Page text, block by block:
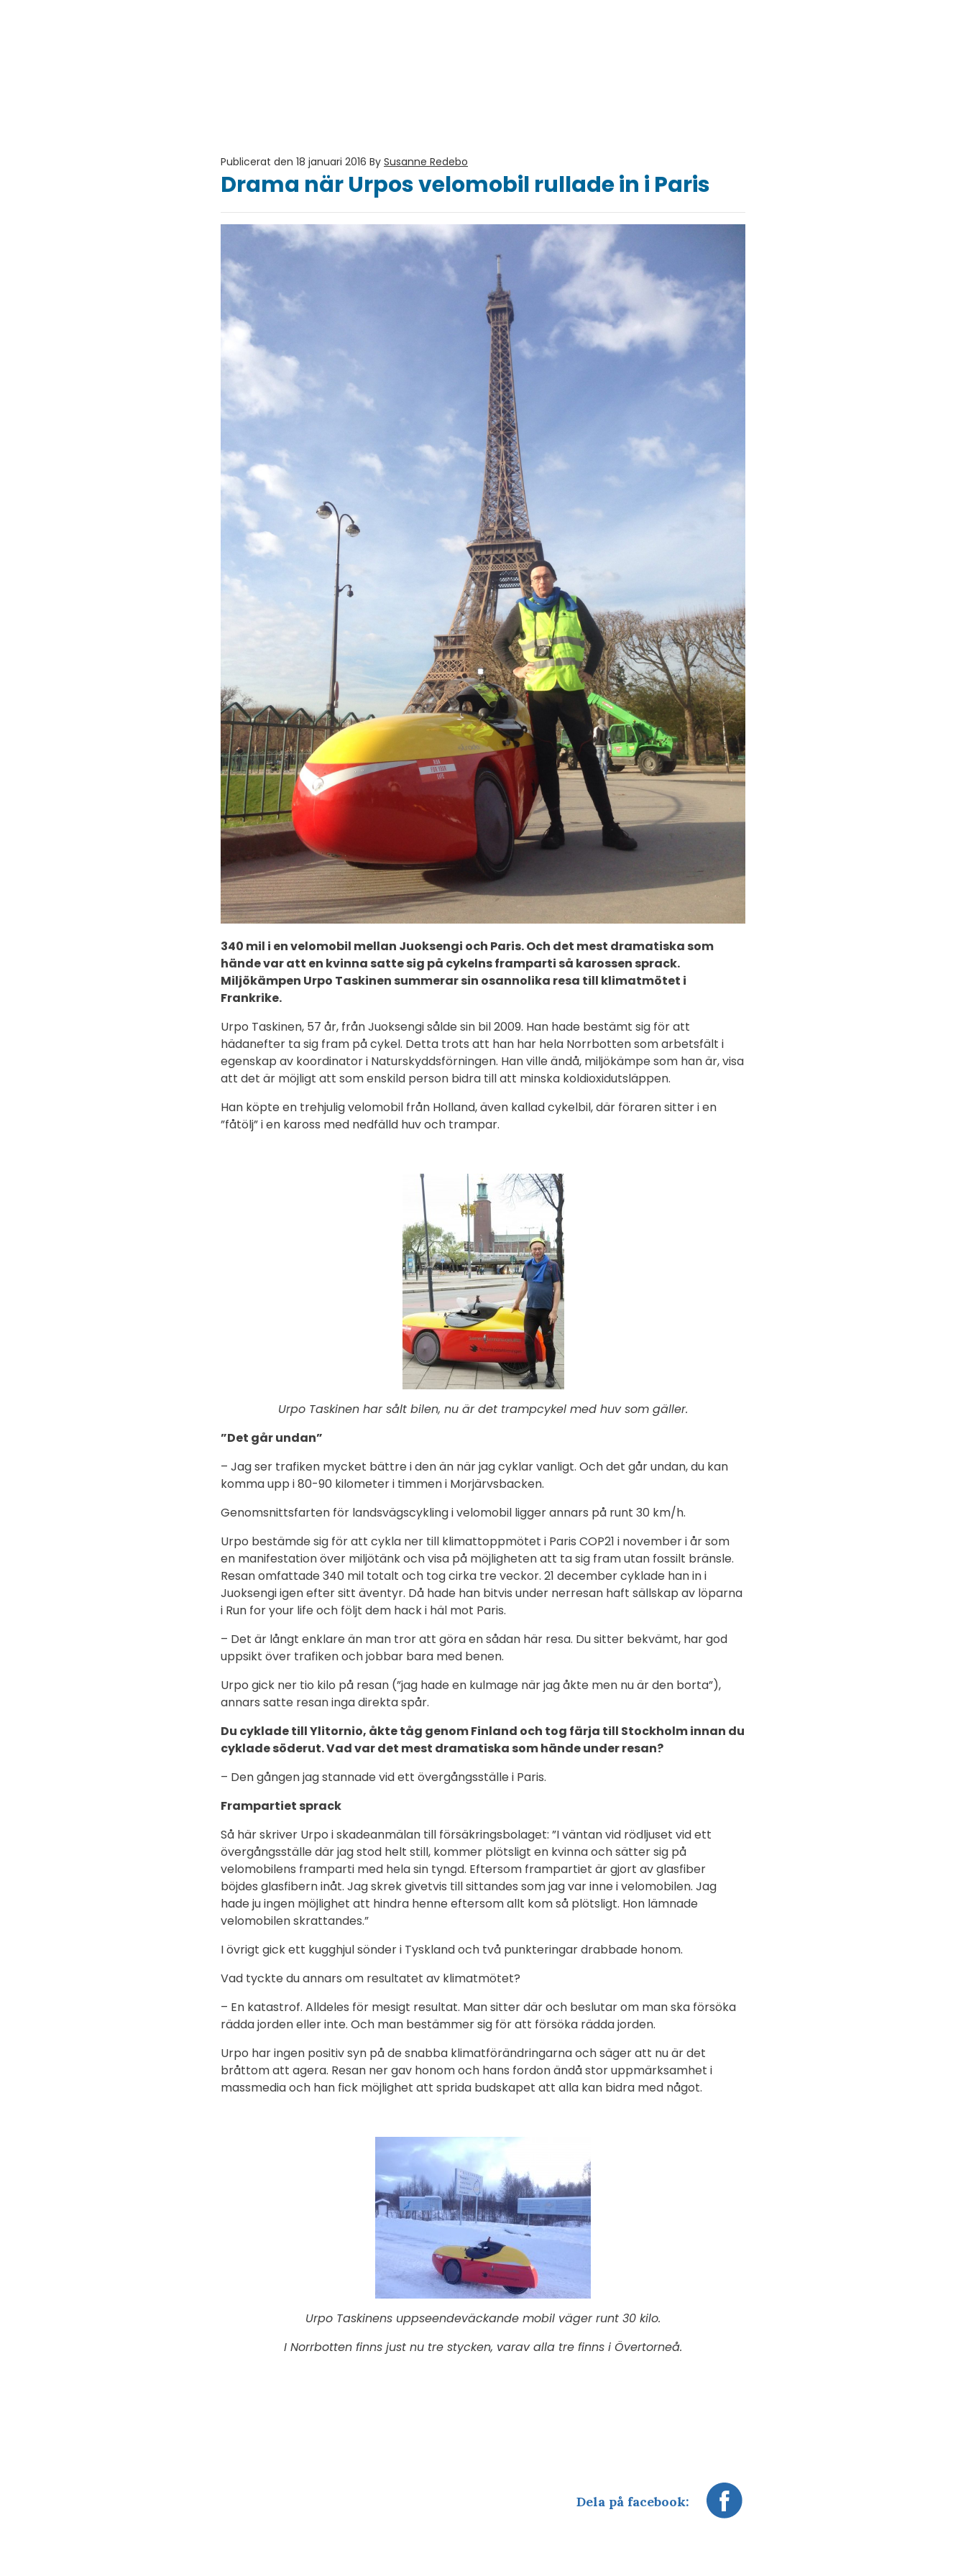
Publicerat den 18 januari 2016 By Susanne Redebo
Drama när Urpos velomobil rullade in i Paris
340 mil i en velomobil mellan Juoksengi och Paris. Och det mest dramatiska som
hände var att en kvinna satte sig på cykelns framparti så karossen sprack.
Miljökämpen Urpo Taskinen summerar sin osannolika resa till klimatmötet i
Frankrike.
Urpo Taskinen, 57 år, från Juoksengi sålde sin bil 2009. Han hade bestämt sig för att
hädanefter ta sig fram på cykel. Detta trots att han har hela Norrbotten som arbetsfält i
egenskap av koordinator i Naturskyddsförningen. Han ville ändå, miljökämpe som han är, visa
att det är möjligt att som enskild person bidra till att minska koldioxidutsläppen.
Han köpte en trehjulig velomobil från Holland, även kallad cykelbil, där föraren sitter i en
”fåtölj” i en kaross med nedfälld huv och trampar.
Urpo Taskinen har sålt bilen, nu är det trampcykel med huv som gäller.
”Det går undan”
– Jag ser trafiken mycket bättre i den än när jag cyklar vanligt. Och det går undan, du kan
komma upp i 80-90 kilometer i timmen i Morjärvsbacken.
Genomsnittsfarten för landsvägscykling i velomobil ligger annars på runt 30 km/h.
Urpo bestämde sig för att cykla ner till klimattoppmötet i Paris COP21 i november i år som
en manifestation över miljötänk och visa på möjligheten att ta sig fram utan fossilt bränsle.
Resan omfattade 340 mil totalt och tog cirka tre veckor. 21 december cyklade han in i
Juoksengi igen efter sitt äventyr. Då hade han bitvis under nerresan haft sällskap av löparna
i Run for your life och följt dem hack i häl mot Paris.
– Det är långt enklare än man tror att göra en sådan här resa. Du sitter bekvämt, har god
uppsikt över trafiken och jobbar bara med benen.
Urpo gick ner tio kilo på resan (”jag hade en kulmage när jag åkte men nu är den borta”),
annars satte resan inga direkta spår.
Du cyklade till Ylitornio, åkte tåg genom Finland och tog färja till Stockholm innan du
cyklade söderut. Vad var det mest dramatiska som hände under resan?
– Den gången jag stannade vid ett övergångsställe i Paris.
Frampartiet sprack
Så här skriver Urpo i skadeanmälan till försäkringsbolaget: ”I väntan vid rödljuset vid ett
övergångsställe där jag stod helt still, kommer plötsligt en kvinna och sätter sig på
velomobilens framparti med hela sin tyngd. Eftersom frampartiet är gjort av glasfiber
böjdes glasfibern inåt. Jag skrek givetvis till sittandes som jag var inne i velomobilen. Jag
hade ju ingen möjlighet att hindra henne eftersom allt kom så plötsligt. Hon lämnade
velomobilen skrattandes.”
I övrigt gick ett kugghjul sönder i Tyskland och två punkteringar drabbade honom.
Vad tyckte du annars om resultatet av klimatmötet?
– En katastrof. Alldeles för mesigt resultat. Man sitter där och beslutar om man ska försöka
rädda jorden eller inte. Och man bestämmer sig för att försöka rädda jorden.
Urpo har ingen positiv syn på de snabba klimatförändringarna och säger att nu är det
bråttom att agera. Resan ner gav honom och hans fordon ändå stor uppmärksamhet i
massmedia och han fick möjlighet att sprida budskapet att alla kan bidra med något.
Urpo Taskinens uppseendeväckande mobil väger runt 30 kilo.
I Norrbotten finns just nu tre stycken, varav alla tre finns i Övertorneå.
Dela på facebook: